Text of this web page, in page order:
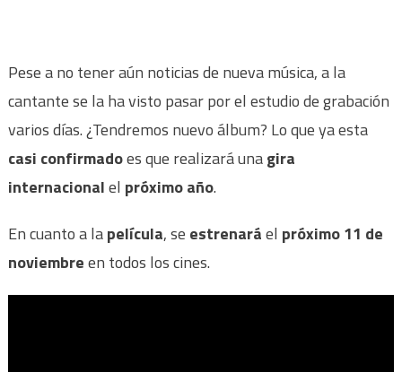
Pese a no tener aún noticias de nueva música, a la
cantante se la ha visto pasar por el estudio de grabación
varios días. ¿Tendremos nuevo álbum? Lo que ya esta
casi confirmadoes que realizará unagira
internacionalel próximo año.
En cuanto a lapelícula, se estrenaráel próximo 11 de
noviembreen todos los cines.